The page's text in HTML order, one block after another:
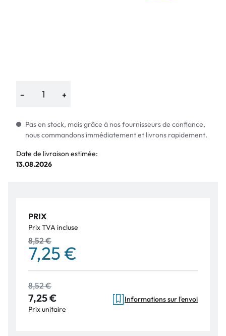
− +
Pas en stock, mais grâce à nos fournisseurs de confiance,
nous commandons immédiatement et livrons rapidement.
Date de livraison estimée:
13.08.2026
PRIX
Prix TVA incluse
8,52 €
7,25 €
8,52 €
7,25 €
Prix unitaire
Informations sur l'envoi